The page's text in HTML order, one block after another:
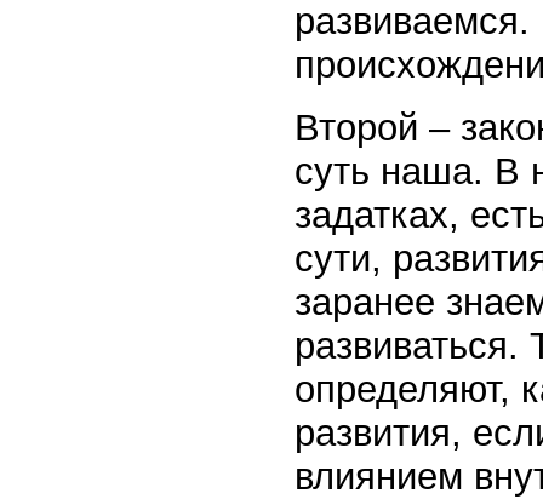
Второй –
суть наша. В
задатках,
сути,
заранее
развиваться.
определяют,
развития,
влиянием